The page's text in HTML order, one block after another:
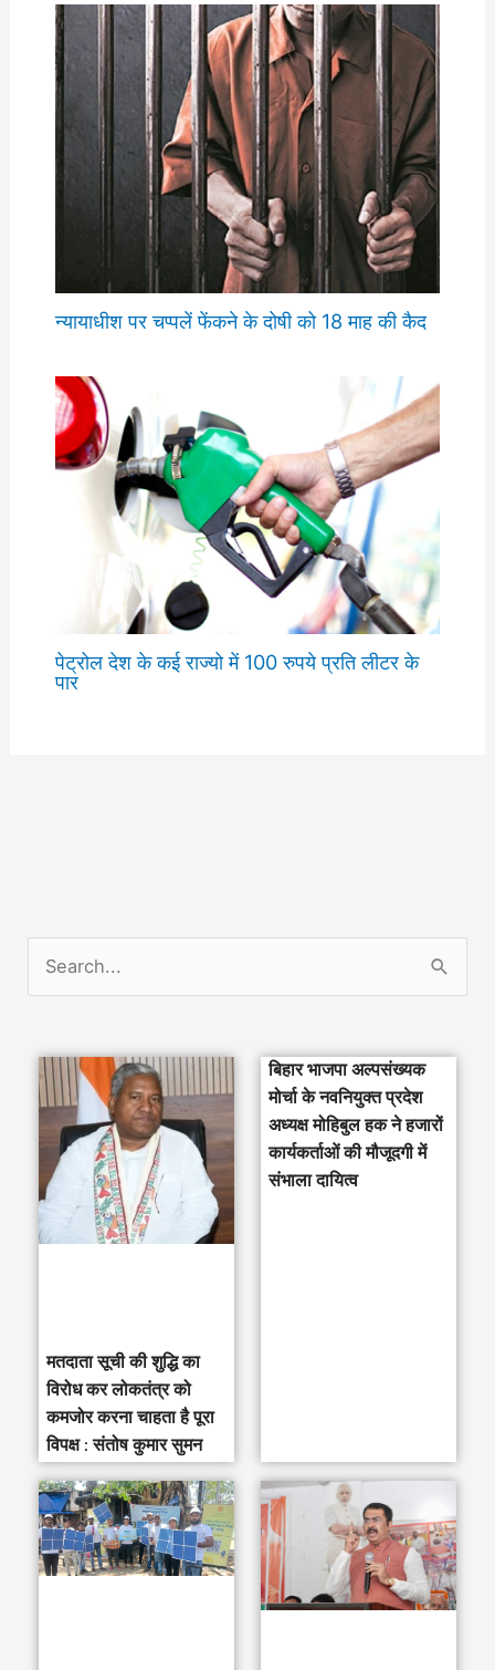
न्यायाधीश पर चप्पलें फेंकने के दोषी को 18 माह की कैद
पेट्रोल देश के कई राज्यो में 100 रुपये प्रति लीटर के
पार
मतदाता सूची की शुद्धि का
विरोध कर लोकतंत्र को
कमजोर करना चाहता है पूरा
विपक्ष : संतोष कुमार सुमन
बिहार भाजपा अल्पसंख्यक
मोर्चा के नवनियुक्त प्रदेश
अध्यक्ष मोहिबुल हक ने हजारों
कार्यकर्ताओं की मौजूदगी में
संभाला दायित्व